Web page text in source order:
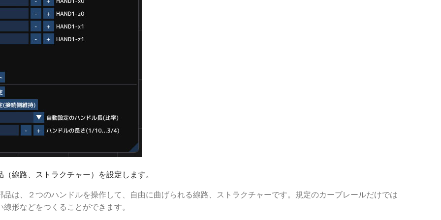
線路、ストラクチャー）を設定します。
品は、２つのハンドルを操作して、自由に曲げられる線路、ストラクチャーです。規定のカーブレールだけでは
形などをつくることができます。